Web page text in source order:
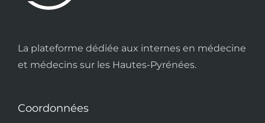
La plateforme dédiée aux internes en médecine
et médecins sur les Hautes-Pyrénées.
Coordonnées